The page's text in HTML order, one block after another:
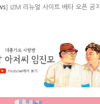
] IZM 리뉴얼 사이트 베타 오픈 공지
] Don't
] Show pony